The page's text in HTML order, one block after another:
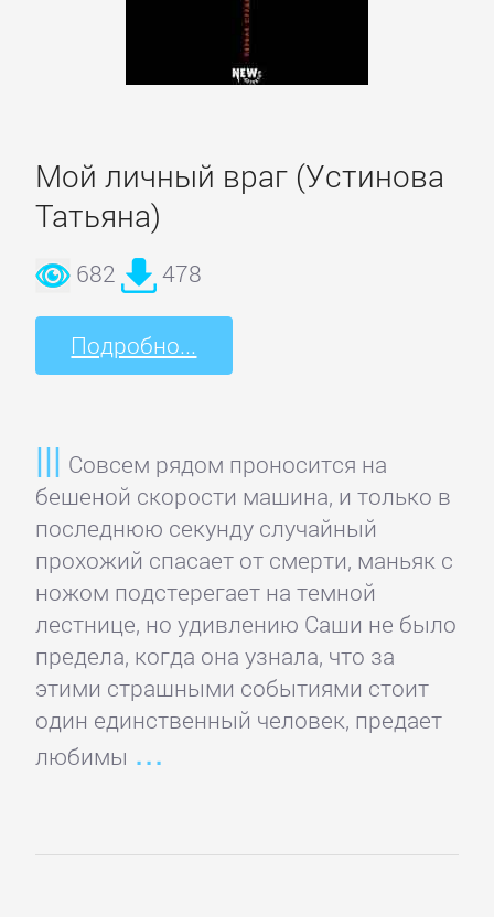
Мой личный враг (Устинова
Татьяна)
682 478
Подробно...
Совсем рядом проносится на
бешеной скорости машина, и только в
последнюю секунду случайный
прохожий спасает от смерти, маньяк с
ножом подстерегает на темной
лестнице, но удивлению Саши не было
предела, когда она узнала, что за
этими страшными событиями стоит
один единственный человек, предает
любимы
Детские
приключения
Детские
стихи
детские
книги
Книги
для
детей:
прочее
Сказки